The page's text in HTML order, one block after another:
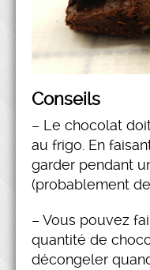
Conseils
– Le chocolat
au frigo. En
garder pendant
(probablement
– Vous pouvez
quantité de
décongeler